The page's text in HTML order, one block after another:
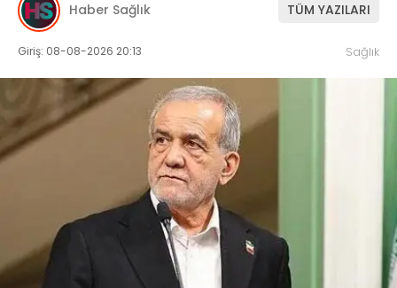
Haber Sağlık TÜM YAZILARI
Giriş: 08-08-2026 20:13 Sağlık